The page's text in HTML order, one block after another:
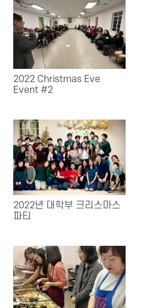
2022 Christmas Eve
Event #2
2022년 대학부 크리스마스
파티